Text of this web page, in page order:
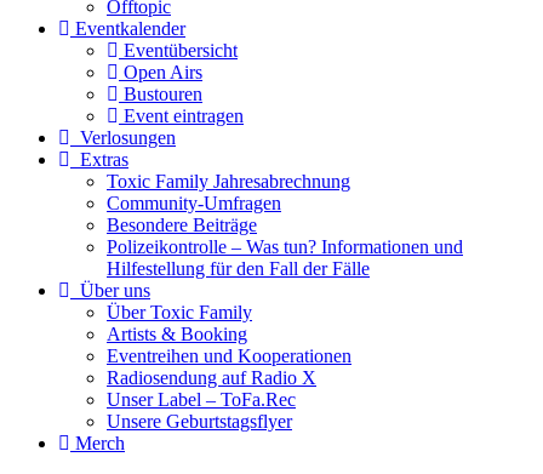
Offtopic
Eventkalender
Eventübersicht
Open Airs
Bustouren
Event eintragen
Verlosungen
Extras
Toxic Family Jahresabrechnung
Community-Umfragen
Besondere Beiträge
Polizeikontrolle – Was tun? Informationen und
Hilfestellung für den Fall der Fälle
Über uns
Über Toxic Family
Artists & Booking
Eventreihen und Kooperationen
Radiosendung auf Radio X
Unser Label – ToFa.Rec
Unsere Geburtstagsflyer
Merch